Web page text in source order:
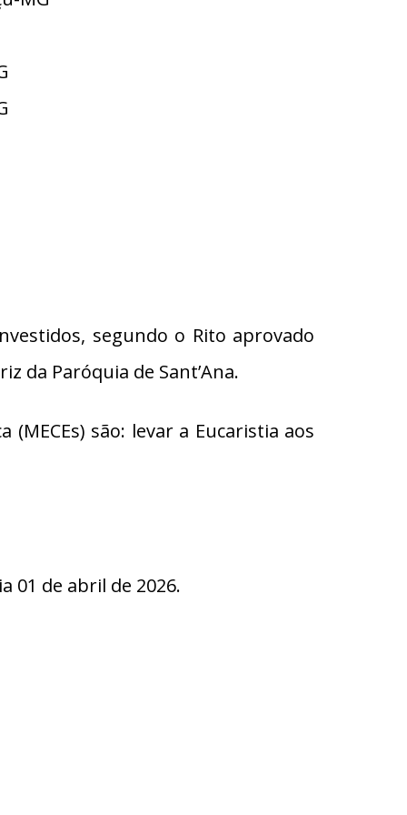
segundo o Rito aprovado
da Paróquia de Sant’Ana.
(MECEs) são: levar a Eucaristia aos
01 de abril de 2026.